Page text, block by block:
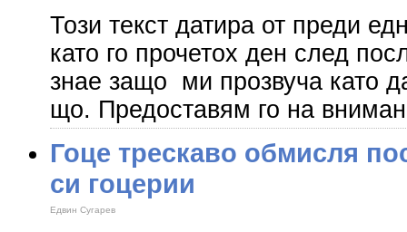
Този текст датира от преди
като го прочетох ден след
знае защо ми прозвуча като
що. Предоставям го на
Гоце трескаво обмисля
си гоцерии
Едвин Сугарев